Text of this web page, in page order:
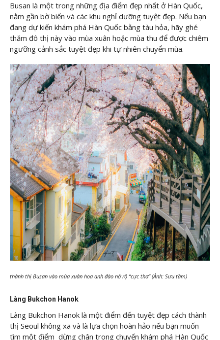
Busan là một trong những địa điểm đẹp nhất ở Hàn Quốc,
nằm gần bờ biển và các khu nghỉ dưỡng tuyệt đẹp. Nếu bạn
đang dự kiến khám phá Hàn Quốc bằng tàu hỏa, hãy ghé
thăm đô thị này vào mùa xuân hoặc mùa thu để được chiêm
ngưỡng cảnh sắc tuyệt đẹp khi tự nhiên chuyển mùa.
thành thị Busan vào mùa xuân hoa anh đào nở rộ “cực thơ” (Ảnh: Sưu tầm)
Làng Bukchon Hanok
Làng Bukchon Hanok là một điểm đến tuyệt đẹp cách thành
thị Seoul không xa và là lựa chọn hoàn hảo nếu bạn muốn
tìm một điểm dừng chân trong chuyến khám phá Hàn Quốc